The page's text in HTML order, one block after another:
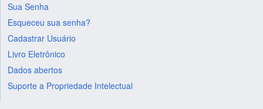
Sua Senha
Esqueceu sua senha?
Cadastrar Usuário
Livro Eletrônico
Dados abertos
Suporte a Propriedade Intelectual